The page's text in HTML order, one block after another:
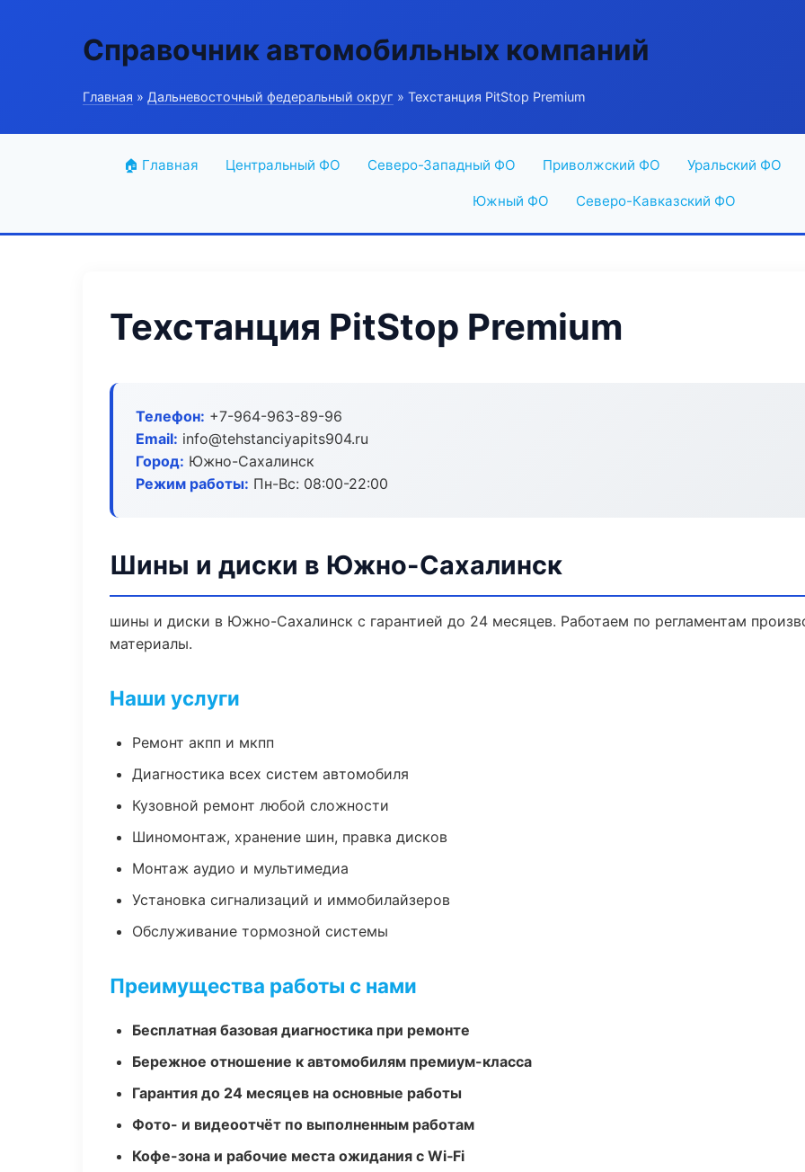
Справочник автомобильных компаний
Главная » Дальневосточный федеральный округ » Техстанция PitStop Premium
🏠 Главная Центральный ФО Северо-Западный ФО Приволжский ФО Уральский ФО
Южный ФО Северо-Кавказский ФО
Техстанция PitStop Premium
Телефон: +7-964-963-89-96
Email: info@tehstanciyapits904.ru
Город: Южно-Сахалинск
Режим работы: Пн-Вс: 08:00-22:00
Шины и диски в Южно-Сахалинск
шины и диски в Южно-Сахалинск с гарантией до 24 месяцев. Работаем по регламентам
материалы.
Наши услуги
Ремонт акпп и мкпп
Диагностика всех систем автомобиля
Кузовной ремонт любой сложности
Шиномонтаж, хранение шин, правка дисков
Монтаж аудио и мультимедиа
Установка сигнализаций и иммобилайзеров
Обслуживание тормозной системы
Преимущества работы с нами
Бесплатная базовая диагностика при ремонте
Бережное отношение к автомобилям премиум-класса
Гарантия до 24 месяцев на основные работы
Фото- и видеоотчёт по выполненным работам
Кофе-зона и рабочие места ожидания с Wi‑Fi